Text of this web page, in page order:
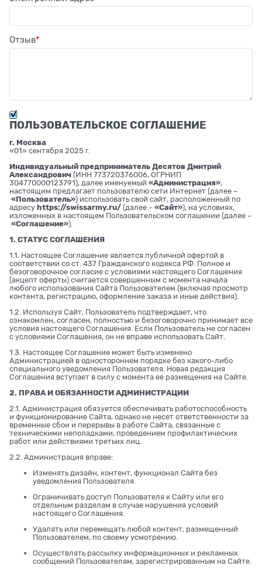
Отзыв
ПОЛЬЗОВАТЕЛЬСКОЕ СОГЛАШЕНИЕ
г. Москва
«01» сентября 2025 г.
Индивидуальный предприниматель Десятов Дмитрий
Александрович (ИНН 773720376006, ОГРНИП
304770000123791), далее именуемый «Администрация»,
настоящим предлагает пользователю сети Интернет (далее –
«Пользователь») использовать свой сайт, расположенный по
адресу https://swissarmy.ru/ (далее – «Сайт»), на условиях,
изложенных в настоящем Пользовательском соглашении (далее –
«Соглашение»).
1. СТАТУС СОГЛАШЕНИЯ
1.1. Настоящее Соглашение является публичной офертой в
соответствии со ст. 437 Гражданского кодекса РФ. Полное и
безоговорочное согласие с условиями настоящего Соглашения
(акцепт оферты) считается совершенным с момента начала
любого использования Сайта Пользователем (включая просмотр
контента, регистрацию, оформление заказа и иные действия).
1.2. Используя Сайт, Пользователь подтверждает, что
ознакомлен, согласен, полностью и безоговорочно принимает все
условия настоящего Соглашения. Если Пользователь не согласен
с условиями Соглашения, он не вправе использовать Сайт.
1.3. Настоящее Соглашение может быть изменено
Администрацией в одностороннем порядке без какого-либо
специального уведомления Пользователя. Новая редакция
Соглашения вступает в силу с момента ее размещения на Сайте.
2. ПРАВА И ОБЯЗАННОСТИ АДМИНИСТРАЦИИ
2.1. Администрация обязуется обеспечивать работоспособность
и функционирование Сайта, однако не несет ответственности за
временные сбои и перерывы в работе Сайта, связанные с
техническими неполадками, проведением профилактических
работ или действиями третьих лиц.
2.2. Администрация вправе:
Изменять дизайн, контент, функционал Сайта без
уведомления Пользователя.
Ограничивать доступ Пользователя к Сайту или его
отдельным разделам в случае нарушения условий
настоящего Соглашения.
Удалять или перемещать любой контент, размещенный
Пользователем, по своему усмотрению.
Осуществлять рассылку информационных и рекламных
сообщений Пользователям, зарегистрированным на Сайте.